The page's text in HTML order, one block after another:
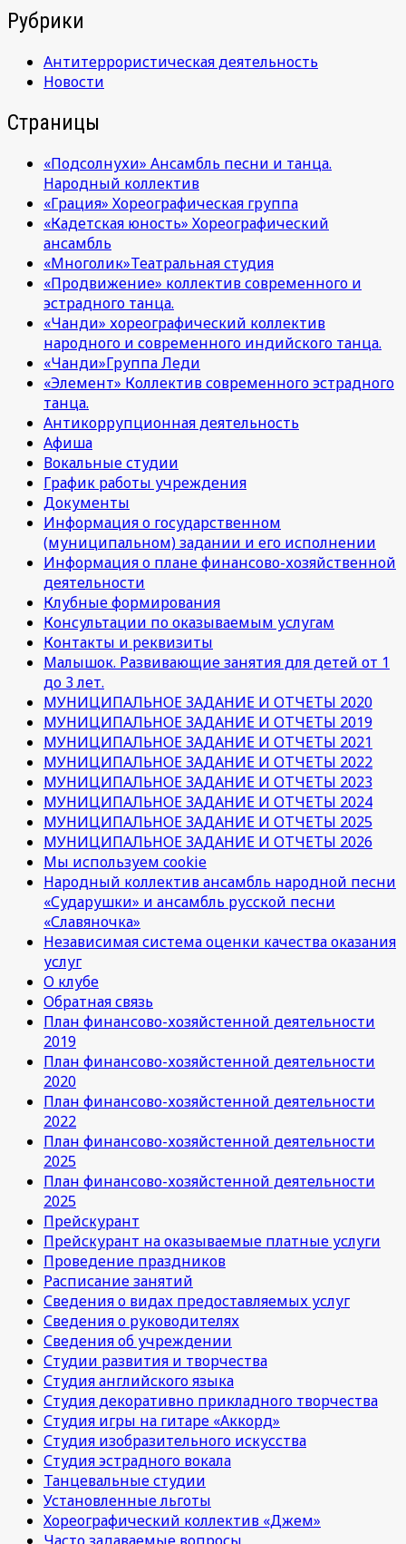
Рубрики
Антитеррористическая деятельность
Новости
Страницы
«Подсолнухи» Ансамбль песни и танца.
Народный коллектив
«Грация» Хореографическая группа
«Кадетская юность» Хореографический
ансамбль
«Многолик»Театральная студия
«Продвижение» коллектив современного и
эстрадного танца.
«Чанди» хореографический коллектив
народного и современного индийского танца.
«Чанди»Группа Леди
«Элемент» Коллектив современного эстрадного
танца.
Антикоррупционная деятельность
Афиша
Вокальные студии
График работы учреждения
Документы
Информация о государственном
(муниципальном) задании и его исполнении
Информация о плане финансово-хозяйственной
деятельности
Клубные формирования
Консультации по оказываемым услугам
Контакты и реквизиты
Малышок. Развивающие занятия для детей от 1
до 3 лет.
МУНИЦИПАЛЬНОЕ ЗАДАНИЕ И ОТЧЕТЫ 2020
МУНИЦИПАЛЬНОЕ ЗАДАНИЕ И ОТЧЕТЫ 2019
МУНИЦИПАЛЬНОЕ ЗАДАНИЕ И ОТЧЕТЫ 2021
МУНИЦИПАЛЬНОЕ ЗАДАНИЕ И ОТЧЕТЫ 2022
МУНИЦИПАЛЬНОЕ ЗАДАНИЕ И ОТЧЕТЫ 2023
МУНИЦИПАЛЬНОЕ ЗАДАНИЕ И ОТЧЕТЫ 2024
МУНИЦИПАЛЬНОЕ ЗАДАНИЕ И ОТЧЕТЫ 2025
МУНИЦИПАЛЬНОЕ ЗАДАНИЕ И ОТЧЕТЫ 2026
Мы используем cookie
Народный коллектив ансамбль народной песни
«Сударушки» и ансамбль русской песни
«Славяночка»
Независимая система оценки качества оказания
услуг
О клубе
Обратная связь
План финансово-хозяйстенной деятельности
2019
План финансово-хозяйстенной деятельности
2020
План финансово-хозяйстенной деятельности
2022
План финансово-хозяйстенной деятельности
2025
План финансово-хозяйстенной деятельности
2025
Прейскурант
Прейскурант на оказываемые платные услуги
Проведение праздников
Расписание занятий
Сведения о видах предоставляемых услуг
Сведения о руководителях
Сведения об учреждении
Студии развития и творчества
Студия английского языка
Студия декоративно прикладного творчества
Студия игры на гитаре «Аккорд»
Студия изобразительного искусства
Студия эстрадного вокала
Танцевальные студии
Установленные льготы
Хореографический коллектив «Джем»